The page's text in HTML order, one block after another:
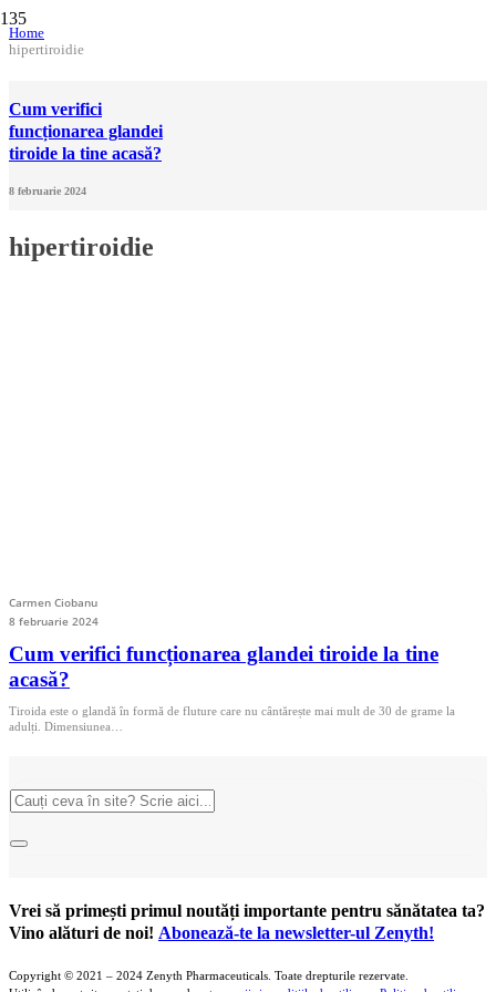
Home
hipertiroidie
Cum verifici
funcționarea glandei
tiroide la tine acasă?
8 februarie 2024
hipertiroidie
Carmen Ciobanu
8 februarie 2024
Cum verifici funcționarea glandei tiroide la tine
acasă?
Tiroida este o glandă în formă de fluture care nu cântărește mai mult de 30 de grame la
adulți. Dimensiunea…
Vrei să primești primul noutăți importante pentru sănătatea ta?
Vino alături de noi! Abonează-te la newsletter-ul Zenyth!
Copyright © 2021 – 2024 Zenyth Pharmaceuticals. Toate drepturile rezervate.